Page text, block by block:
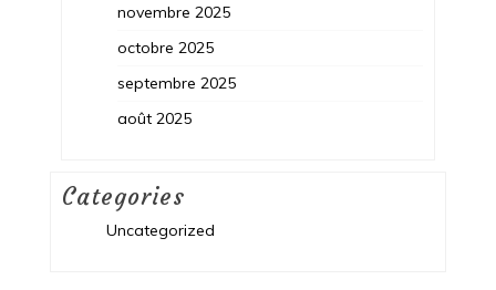
novembre 2025
octobre 2025
septembre 2025
août 2025
Categories
Uncategorized